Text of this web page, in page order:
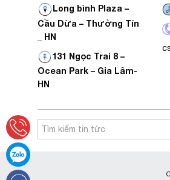
Long bình Plaza –
Cầu Dừa – Thường Tín
_ HN
131 Ngọc Trai 8 –
Ocean Park – Gia Lâm-
HN